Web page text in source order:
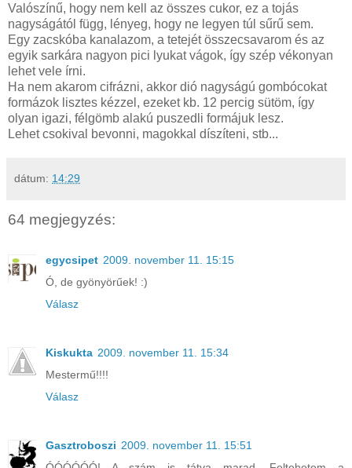
Valószínű, hogy nem kell az összes cukor, ez a tojás
nagyságától függ, lényeg, hogy ne legyen túl sűrű sem.
Egy zacskóba kanalazom, a tetejét összecsavarom és az
egyik sarkára nagyon pici lyukat vágok, így szép vékonyan
lehet vele írni.
Ha nem akarom cifrázni, akkor dió nagyságú gombócokat
formázok lisztes kézzel, ezeket kb. 12 percig sütöm, így
olyan igazi, félgömb alakú puszedli formájuk lesz.
Lehet csokival bevonni, magokkal díszíteni, stb...
dátum: 14:29
64 megjegyzés:
egycsipet 2009. november 11. 15:15
Ó, de gyönyörűek! :)
Válasz
Kiskukta 2009. november 11. 15:34
Mestermű!!!!
Válasz
Gasztroboszi 2009. november 11. 15:51